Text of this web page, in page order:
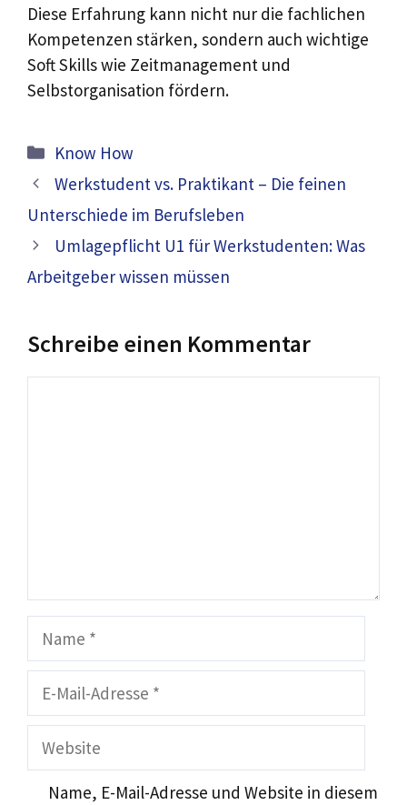
Diese Erfahrung kann nicht nur die fachlichen
Kompetenzen stärken, sondern auch wichtige
Soft Skills wie Zeitmanagement und
Selbstorganisation fördern.
Kategorien
Know How
Werkstudent vs. Praktikant – Die feinen
Unterschiede im Berufsleben
Umlagepflicht U1 für Werkstudenten: Was
Arbeitgeber wissen müssen
Schreibe einen Kommentar
Name
Adresse
Website
Name, E-Mail-Adresse und Website in diesem